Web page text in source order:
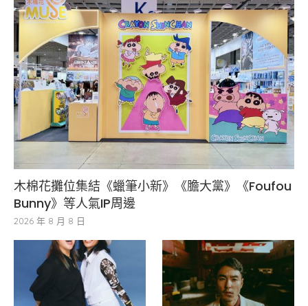
木棉花攤位集結《蠟筆小新》《膽大黨》《Foufou
Bunny》等人氣IP周邊
2026 年 8 月 8 日